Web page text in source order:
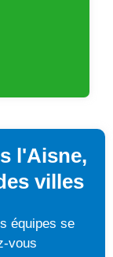
l'Aisne,
villes
équipes se
vous